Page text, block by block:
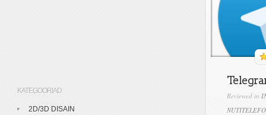
Reviewed in
KATEGOORIAD
2D/3D DISAIN